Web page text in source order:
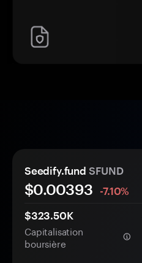
Seedify.fund SFUND
$0.00393
-7.10%
$323.50K
Capitalisation
boursière